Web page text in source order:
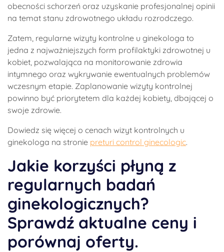
obecności schorzeń oraz uzyskanie profesjonalnej opinii
na temat stanu zdrowotnego układu rozrodczego.
Zatem, regularne wizyty kontrolne u ginekologa to
jedna z najważniejszych form profilaktyki zdrowotnej u
kobiet, pozwalająca na monitorowanie zdrowia
intymnego oraz wykrywanie ewentualnych problemów
wczesnym etapie. Zaplanowanie wizyty kontrolnej
powinno być priorytetem dla każdej kobiety, dbającej o
swoje zdrowie.
Dowiedz się więcej o cenach wizyt kontrolnych u
ginekologa na stronie preturi control ginecologic.
Jakie korzyści płyną z
regularnych badań
ginekologicznych?
Sprawdź aktualne ceny i
porównaj oferty.